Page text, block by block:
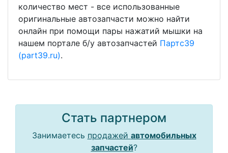
количество мест - все использованные
оригинальные автозапчасти можно найти
онлайн при помощи пары нажатий мышки на
нашем портале б/у автозапчастей Партс39
(part39.ru).
Стать партнером
Занимаетесь продажей автомобильных
запчастей?